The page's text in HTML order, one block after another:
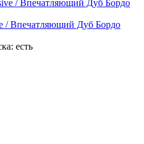
/ Впечатляющий Дуб Бордо
есть